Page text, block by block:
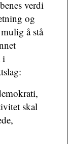
verdi
og
å stå
i
skal